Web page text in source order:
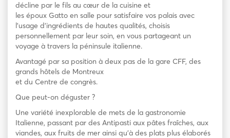
décline par le fils au cœur de la cuisine et
les époux Gatto en salle pour satisfaire vos palais avec
l’usage d’ingrédients de hautes qualités, choisis
personnellement par leur soin, en vous partageant un
voyage à travers la péninsule italienne.
Avantagé par sa position à deux pas de la gare CFF, des
grands hôtels de Montreux
et du Centre de congrès.
Que peut-on déguster ?
Une variété inexplorable de mets de la gastronomie
Italienne, passant par des Antipasti aux pâtes fraîches, aux
viandes, aux fruits de mer ainsi qu’à des plats plus élaborés